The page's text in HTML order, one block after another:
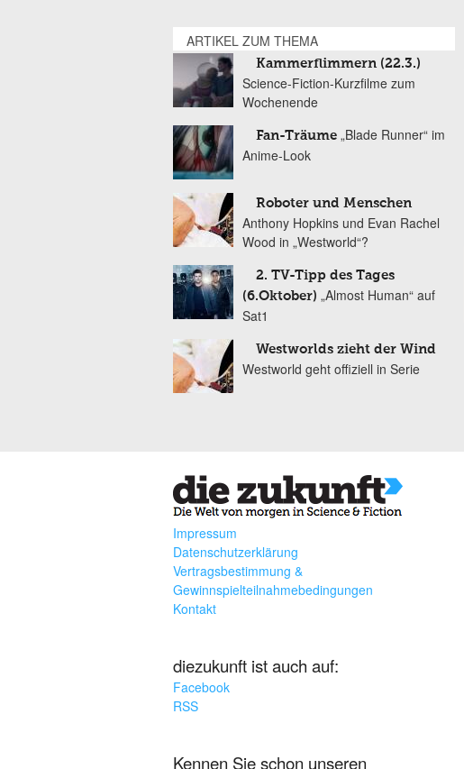
ARTIKEL ZUM THEMA
Kammerflimmern (22.3.)
Science-Fiction-Kurzfilme zum
Wochenende
Fan-Träume „Blade Runner“ im
Anime-Look
Roboter und Menschen
Anthony Hopkins und Evan Rachel
Wood in „Westworld“?
2. TV-Tipp des Tages
(6.Oktober) „Almost Human“ auf
Sat1
Westworlds zieht der Wind
Westworld geht offiziell in Serie
Impressum
Datenschutzerklärung
Vertragsbestimmung &
Gewinnspielteilnahmebedingungen
Kontakt
diezukunft ist auch auf:
Facebook
RSS
Kennen Sie schon unseren